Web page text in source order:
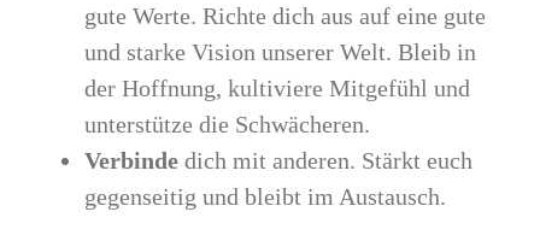
gute Werte. Richte dich aus auf eine gute
und starke Vision unserer Welt. Bleib in
der Hoffnung, kultiviere Mitgefühl und
unterstütze die Schwächeren.
Verbinde dich mit anderen. Stärkt euch
gegenseitig und bleibt im Austausch.